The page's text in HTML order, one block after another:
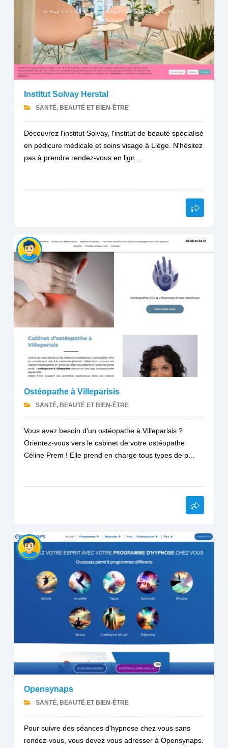
Institut Solvay Herstal
SANTÉ, BEAUTÉ ET BIEN-ÊTRE
Découvrez l'institut Solvay, l'institut de beauté spécialisé
en pédicure médicale et soins visage à Liège. N'hésitez
pas à prendre rendez-vous en lign...
Ostéopathe à Villeparisis
SANTÉ, BEAUTÉ ET BIEN-ÊTRE
Vous avez besoin d'un ostéopathe à Villeparisis ?
Orientez-vous vers le cabinet de votre ostéopathe
Céline Prem ! Elle prend en charge tous types de p...
Opensynaps
SANTÉ, BEAUTÉ ET BIEN-ÊTRE
Pour suivre des séances d'hypnose chez vous sans
rendez-vous, vous devez vous adresser à Opensynaps.